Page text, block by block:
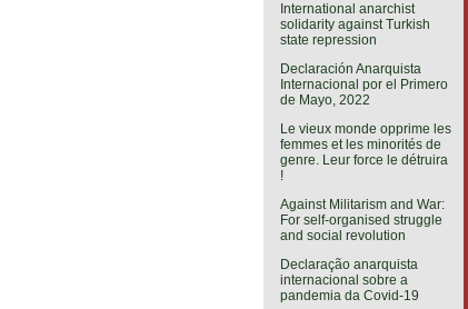
International anarchist
solidarity against Turkish
state repression
Declaración Anarquista
Internacional por el Primero
de Mayo, 2022
Le vieux monde opprime les
femmes et les minorités de
genre. Leur force le détruira
!
Against Militarism and War:
For self-organised struggle
and social revolution
Declaração anarquista
internacional sobre a
pandemia da Covid-19